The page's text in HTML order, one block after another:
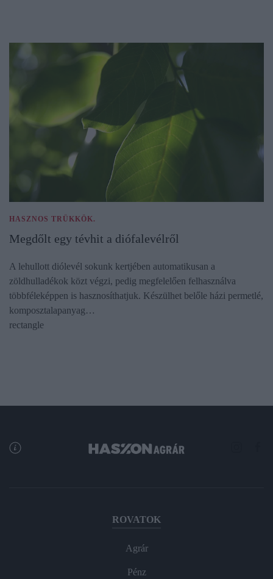
HASZNOS TRÜKKÖK.
Megdőlt egy tévhit a diófalevélről
A lehullott diólevél sokunk kertjében automatikusan a
zöldhulladékok közt végzi, pedig megfelelően felhasználva
többféleképpen is hasznosíthatjuk. Készülhet belőle házi permetlé,
komposztalapanyag…
rectangle
ROVATOK
Agrár
Pénz